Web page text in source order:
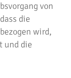
von
die
wird,
und die